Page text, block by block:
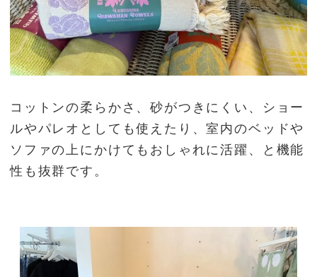
コットンの柔らかさ、砂がつきにくい、ショー
ルやパレオとしても使えたり、室内のベッドや
ソファの上にかけてもおしゃれに活躍、と機能
性も抜群です。